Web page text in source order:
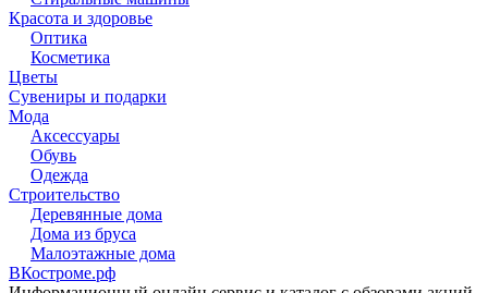
Красота и здоровье
Оптика
Косметика
Цветы
Сувениры и подарки
Мода
Аксессуары
Обувь
Одежда
Строительство
Деревянные дома
Дома из бруса
Малоэтажные дома
ВКостроме.рф